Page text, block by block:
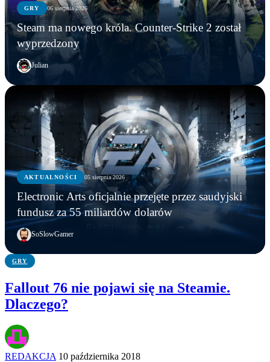
GRY 06 sierpnia 2026
Steam ma nowego króla. Counter-Strike 2 został
wyprzedzony
Julian
AKTUALNOŚCI 05 sierpnia 2026
Electronic Arts oficjalnie przejęte przez saudyjski
fundusz za 55 miliardów dolarów
SoSlowGamer
AKTUALNOŚCI
Młodzi gracze nie wpadli w nałóg multiplayerów.
Statystyki Capcomu przywracają wiarę w młode
pokolenie
GRY
Steam ma nowego króla. Counter-Strike 2 został
wyprzedzony
AKTUALNOŚCI
Electronic Arts oficjalnie przejęte przez saudyjski
fundusz za 55 miliardów dolarów
GRY
Fallout 76 nie pojawi się na Steamie.
Dlaczego?
REDAKCJA 10 października 2018